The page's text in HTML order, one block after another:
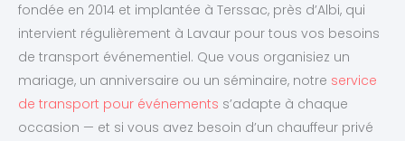
fondée en 2014 et implantée à Terssac, près d’Albi, qui
intervient régulièrement à Lavaur pour tous vos besoins
de transport événementiel. Que vous organisiez un
mariage, un anniversaire ou un séminaire, notre service
de transport pour événements s’adapte à chaque
occasion — et si vous avez besoin d’un chauffeur privé